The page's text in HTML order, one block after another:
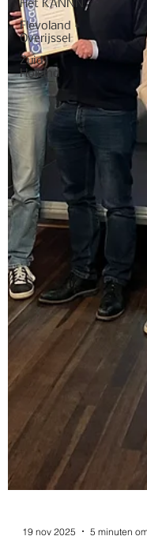
Het KANNN
Flevoland +
Overijssel
Zuid-
Holland